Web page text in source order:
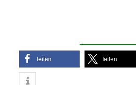
teilen teilen